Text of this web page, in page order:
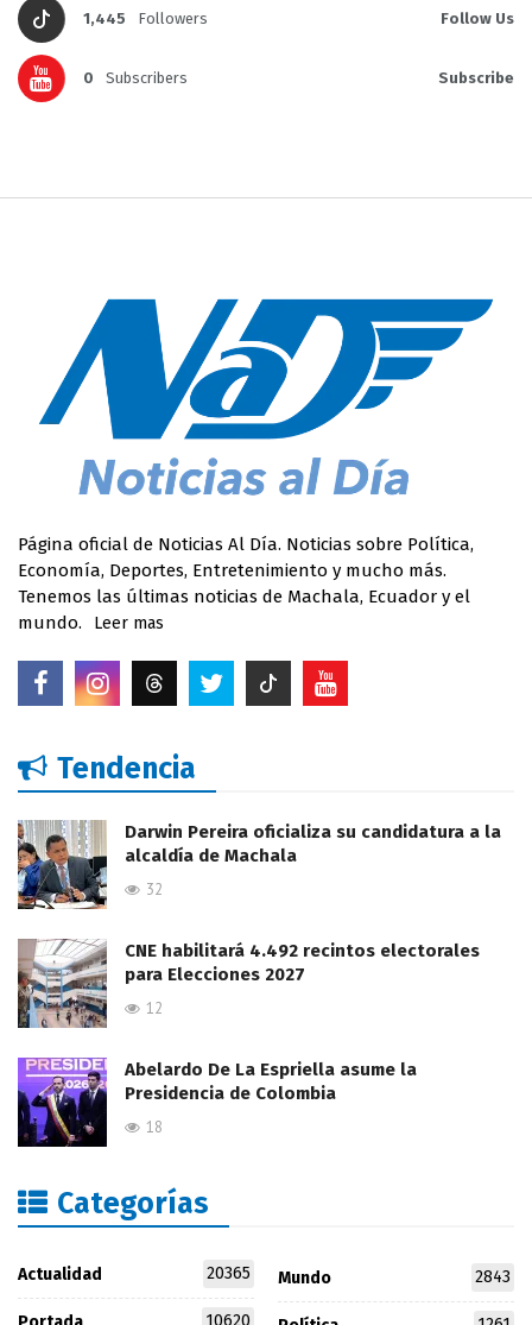
1,445 Followers Follow Us
0 Subscribers Subscribe
Página oficial de Noticias Al Día. Noticias sobre Política,
Economía, Deportes, Entretenimiento y mucho más.
Tenemos las últimas noticias de Machala, Ecuador y el
mundo.
Leer mas
Tendencia
Darwin Pereira oficializa su candidatura a la
alcaldía de Machala
32
CNE habilitará 4.492 recintos electorales
para Elecciones 2027
12
Abelardo De La Espriella asume la
Presidencia de Colombia
18
Categorías
Actualidad 20365
10620
Mundo 2843